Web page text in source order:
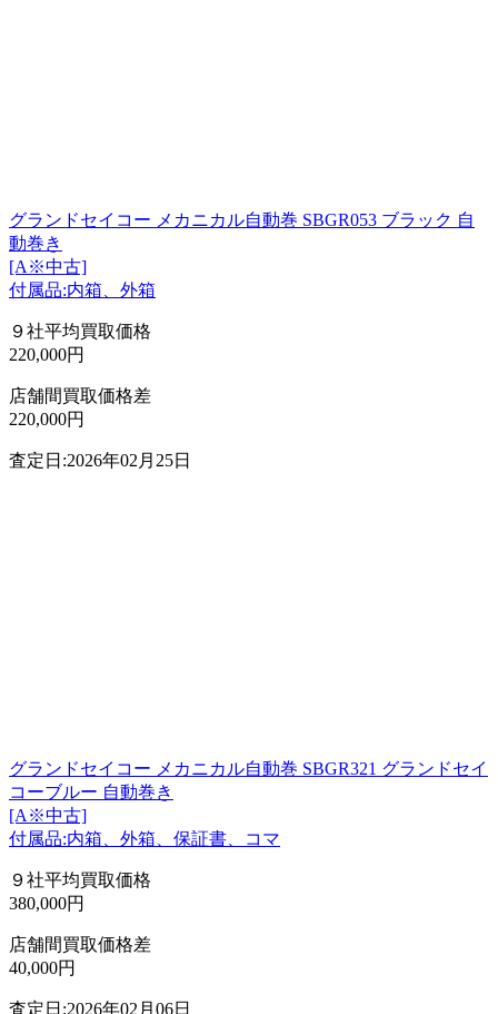
グランドセイコー メカニカル自動巻 SBGR053 ブラック 自
動巻き
[A※中古]
付属品:内箱、外箱
９社平均買取価格
220,000円
店舗間買取価格差
220,000円
査定日:2026年02月25日
グランドセイコー メカニカル自動巻 SBGR321 グランドセイ
コーブルー 自動巻き
[A※中古]
付属品:内箱、外箱、保証書、コマ
９社平均買取価格
380,000円
店舗間買取価格差
40,000円
査定日:2026年02月06日